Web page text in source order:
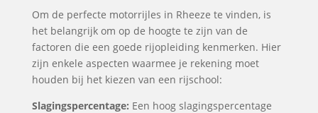
Om de perfecte motorrijles in Rheeze te vinden, is
het belangrijk om op de hoogte te zijn van de
factoren die een goede rijopleiding kenmerken. Hier
zijn enkele aspecten waarmee je rekening moet
houden bij het kiezen van een rijschool:
Slagingspercentage: Een hoog slagingspercentage